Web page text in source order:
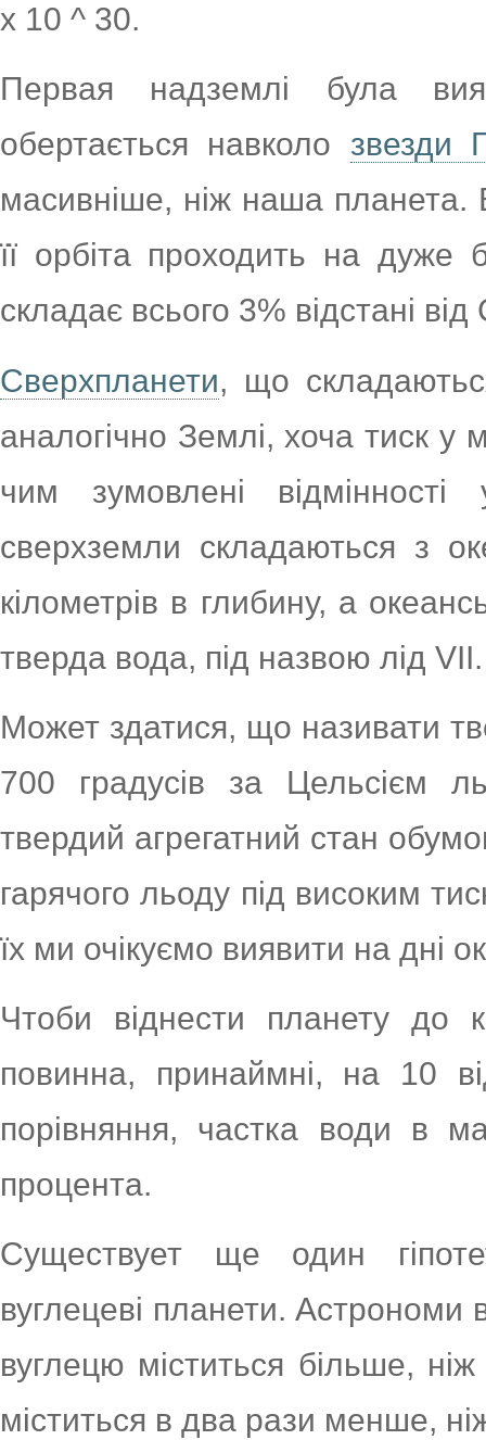
х 10 ^ 30.
Первая надземлі була
обертається навколо звезди
масивніше, ніж наша планета.
її орбіта проходить на дуже
складає всього 3% відстані
Сверхпланети, що
аналогічно Землі, хоча тиск у
чим зумовлені
сверхземли складаються з
кілометрів в глибину, а
тверда вода, під назвою лід VII.
Может здатися, що називати
700 градусів за Цельсієм
твердий агрегатний стан
гарячого льоду під високим
їх ми очікуємо виявити на дні
Чтоби віднести планету до
повинна, принаймні, на 10
порівняння, частка води в
процента.
Существует ще один
вуглецеві планети. Астрономи
вуглецю міститься більше,
міститься в два рази менше,